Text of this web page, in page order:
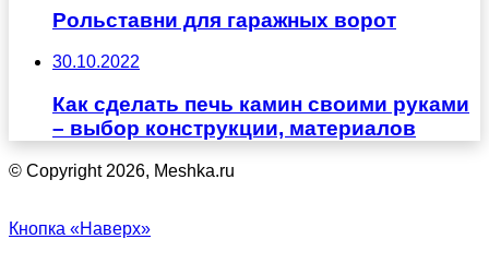
Рольставни для гаражных ворот
30.10.2022
Как сделать печь камин своими руками
– выбор конструкции, материалов
© Copyright 2026, Meshka.ru
Кнопка «Наверх»